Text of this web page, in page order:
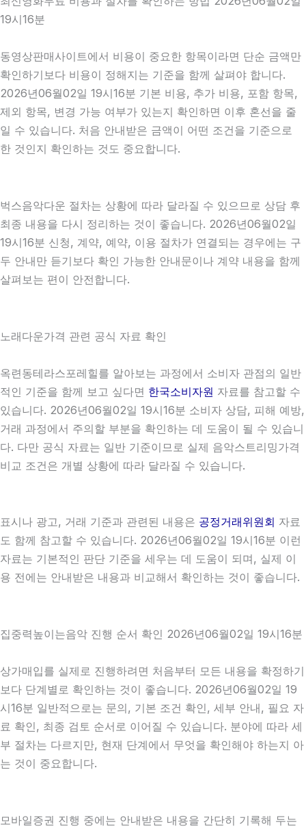
19시16분
동영상판매사이트에서 비용이 중요한 항목이라면 단순 금액만
확인하기보다 비용이 정해지는 기준을 함께 살펴야 합니다.
2026년06월02일 19시16분 기본 비용, 추가 비용, 포함 항목,
제외 항목, 변경 가능 여부가 있는지 확인하면 이후 혼선을 줄
일 수 있습니다. 처음 안내받은 금액이 어떤 조건을 기준으로
한 것인지 확인하는 것도 중요합니다.
벅스음악다운 절차는 상황에 따라 달라질 수 있으므로 상담 후
최종 내용을 다시 정리하는 것이 좋습니다. 2026년06월02일
19시16분 신청, 계약, 예약, 이용 절차가 연결되는 경우에는 구
두 안내만 듣기보다 확인 가능한 안내문이나 계약 내용을 함께
살펴보는 편이 안전합니다.
노래다운가격 관련 공식 자료 확인
옥련동테라스포레힐를 알아보는 과정에서 소비자 관점의 일반
적인 기준을 함께 보고 싶다면 한국소비자원 자료를 참고할 수
있습니다. 2026년06월02일 19시16분 소비자 상담, 피해 예방,
거래 과정에서 주의할 부분을 확인하는 데 도움이 될 수 있습니
다. 다만 공식 자료는 일반 기준이므로 실제 음악스트리밍가격
비교 조건은 개별 상황에 따라 달라질 수 있습니다.
표시나 광고, 거래 기준과 관련된 내용은 공정거래위원회 자료
도 함께 참고할 수 있습니다. 2026년06월02일 19시16분 이런
자료는 기본적인 판단 기준을 세우는 데 도움이 되며, 실제 이
용 전에는 안내받은 내용과 비교해서 확인하는 것이 좋습니다.
집중력높이는음악 진행 순서 확인 2026년06월02일 19시16분
상가매입를 실제로 진행하려면 처음부터 모든 내용을 확정하기
보다 단계별로 확인하는 것이 좋습니다. 2026년06월02일 19
시16분 일반적으로는 문의, 기본 조건 확인, 세부 안내, 필요 자
료 확인, 최종 검토 순서로 이어질 수 있습니다. 분야에 따라 세
부 절차는 다르지만, 현재 단계에서 무엇을 확인해야 하는지 아
는 것이 중요합니다.
모바일증권 진행 중에는 안내받은 내용을 간단히 기록해 두는